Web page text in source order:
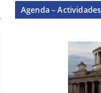
Agenda – Actividades